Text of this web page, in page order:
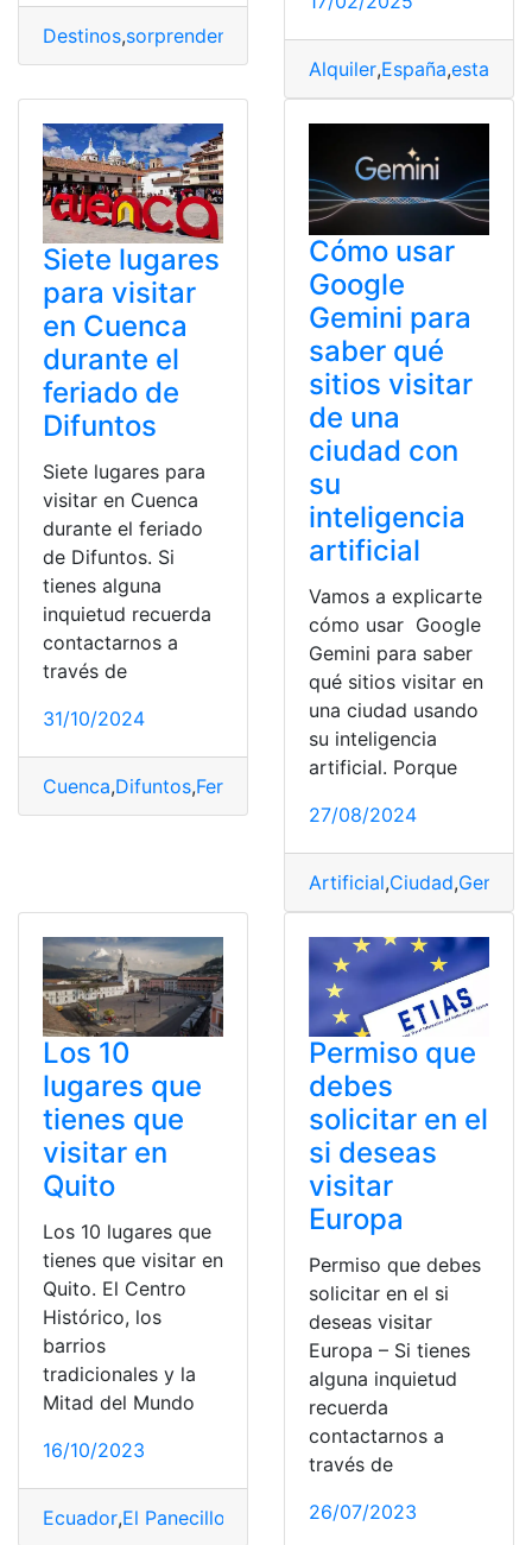
Destinos,sorprendentes Visitar
Alquiler,España,
Siete lugares
para visitar
en Cuenca
durante el
feriado de
Difuntos
Siete lugares para
visitar en Cuenca
durante el feriado
de Difuntos. Si
tienes alguna
inquietud recuerda
contactarnos a
través de
31/10/2024
Cuenca,Difuntos,Feriado Visitar
Cómo usar
Google
Gemini para
saber qué
sitios visitar
de una
ciudad con
su
inteligencia
artificial
Vamos a explicarte
cómo usar Google
Gemini para saber
qué sitios visitar en
una ciudad usando
su inteligencia
artificial. Porque
27/08/2024
Artificial,Ciudad,Gemini
Los 10
lugares que
tienes que
visitar en
Quito
Los 10 lugares que
tienes que visitar en
Quito. El Centro
Histórico, los
barrios
tradicionales y la
Mitad del Mundo
16/10/2023
Ecuador,El Panecillo La Ronda,Lugares,Lugares
Permiso que
debes
solicitar en el
si deseas
visitar
Europa
Permiso que debes
solicitar en el si
deseas visitar
Europa – Si tienes
alguna inquietud
recuerda
contactarnos a
través de
26/07/2023